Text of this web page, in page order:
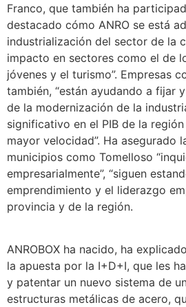
Franco, que también ha
destacado cómo ANRO se está
industrialización del sector de la
impacto en sectores como el de
jóvenes y el turismo”. Empresas
también, “están ayudando a fijar
de la modernización de la
significativo en el PIB de la
mayor velocidad”. Ha asegurado
municipios como Tomelloso
empresarialmente”, “siguen
emprendimiento y el liderazgo
provincia y de la región.
ANROBOX ha nacido, ha
la apuesta por la I+D+I, que les
y patentar un nuevo sistema de
estructuras metálicas de acero,